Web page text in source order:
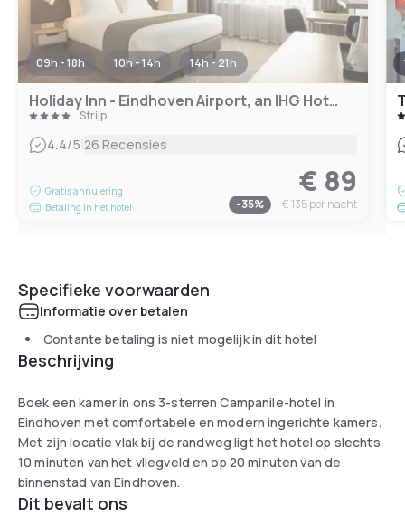
09h - 18h 10h - 14h 14h - 21h
Holiday Inn - Eindhoven Airport, an IHG Hotel
Strijp
4.4/5|26 Recensies
Gratis annulering
Betaling in het hotel
€ 89
-35% € 135per nacht
Specifieke voorwaarden
Informatie over betalen
Contante betaling is niet mogelijk in dit hotel
Beschrijving
Boek een kamer in ons 3-sterren Campanile-hotel in
Eindhoven met comfortabele en modern ingerichte kamers.
Met zijn locatie vlak bij de randweg ligt het hotel op slechts
10 minuten van het vliegveld en op 20 minuten van de
binnenstad van Eindhoven.
Dit bevalt ons